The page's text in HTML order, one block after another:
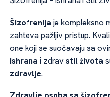
Šizofrenija je kompleksno
zahteva pažljiv pristup.
one koji se suočavaju sa
ishrana i zdravstil života
zdravlje.